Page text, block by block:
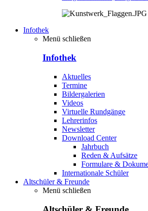
Infothek
Menü schließen
Infothek
Aktuelles
Termine
Bildergalerien
Videos
Virtuelle Rundgänge
Lehrerinfos
Newsletter
Download Center
Jahrbuch
Reden & Aufsätze
Formulare &
Internationale Schüler
Altschüler & Freunde
Menü schließen